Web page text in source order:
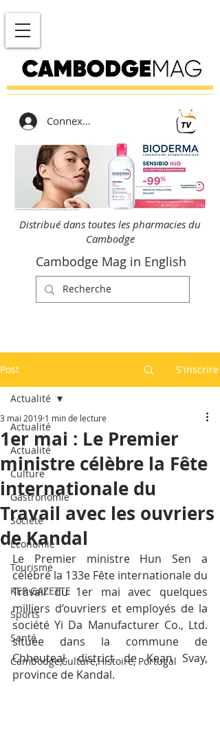
Connexion
Distribué dans toutes les pharmacies du
Cambodge
Cambodge Mag in English
Post S'inscrire
Actualité
Actualité
Culture
Gastronomie
Société
Economie
Tourisme
KEP GAZETTE
Sports
Santé
Cambodge,Culture,Histoire, Portugal
Actualité
1er mai : Le Premier
ministre célèbre la Fête
internationale du
Travail avec les ouvriers
de Kandal
3 mai 2019 1 min de lecture
Le Premier ministre Hun Sen a
célébré la 133e Fête internationale du
Travail du 1er mai avec quelques
milliers d’ouvriers et employés de la
société Yi Da Manufacturer Co., Ltd.
située dans la commune de
Chheuteal, district de Kean Svay,
province de Kandal.